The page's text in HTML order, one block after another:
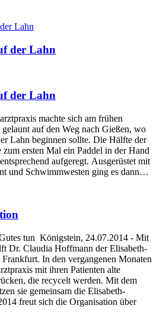
der Lahn
der Lahn
machte sich am frühen
gelaunt auf den Weg nach Gießen, wo
Lahn beginnen sollte. Die Hälfte der
ersten Mal ein Paddel in der Hand
aufgeregt. Ausgerüstet mit
und Schwimmwesten ging es dann…
tun Königstein, 24.07.2014 - Mit
Dr. Claudia Hoffmann der Elisabeth-
Frankfurt. In den vergangenen Monaten
mit ihren Patienten alte
die recycelt werden. Mit dem
sie gemeinsam die Elisabeth-
freut sich die Organisation über